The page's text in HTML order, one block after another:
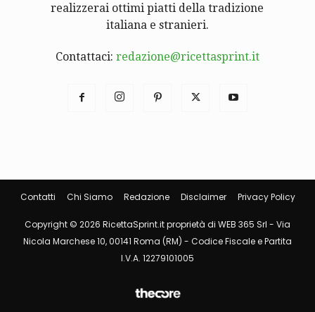
realizzerai ottimi piatti della tradizione
italiana e stranieri.
Contattaci: redazione@ricettasprint.it
Contatti Chi Siamo Redazione Disclaimer Privacy Policy
Copyright © 2026 RicettaSprint.it proprietà di WEB 365 Srl - Via
Nicola Marchese 10, 00141 Roma (RM) - Codice Fiscale e Partita
I.V.A. 12279101005